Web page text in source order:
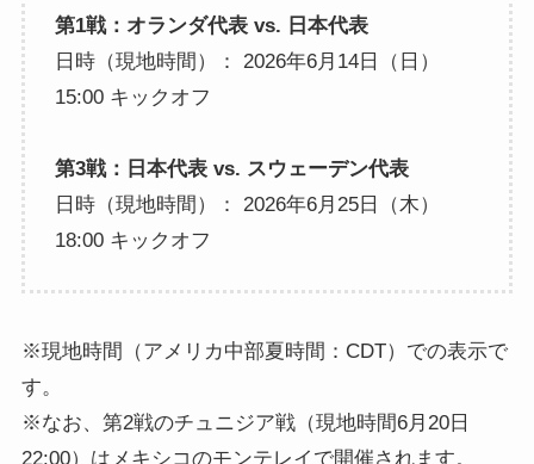
第1戦：オランダ代表 vs. 日本代表
日時（現地時間）： 2026年6月14日（日）
15:00 キックオフ
第3戦：日本代表 vs. スウェーデン代表
日時（現地時間）： 2026年6月25日（木）
18:00 キックオフ
※現地時間（アメリカ中部夏時間：CDT）での表示で
す。
※なお、第2戦のチュニジア戦（現地時間6月20日
22:00）はメキシコのモンテレイで開催されます。